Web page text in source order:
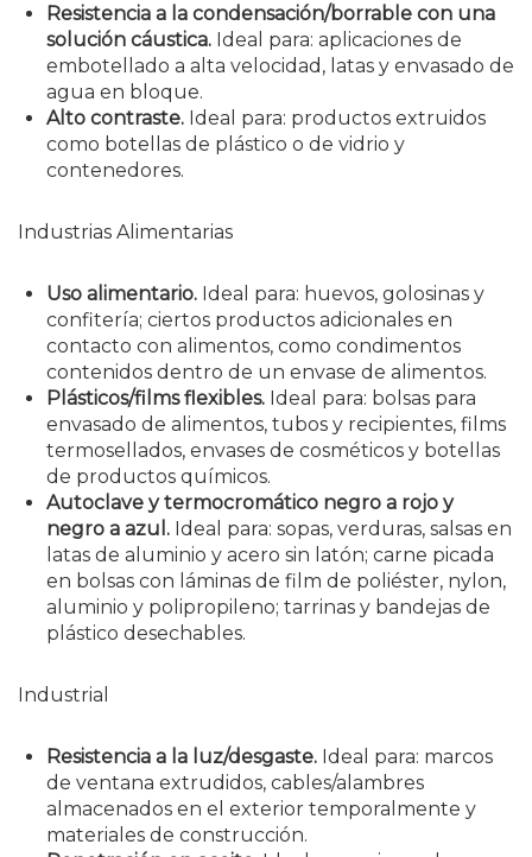
Resistencia a la condensación/borrable con una
solución cáustica. Ideal para: aplicaciones de
embotellado a alta velocidad, latas y envasado de
agua en bloque.
Alto contraste. Ideal para: productos extruidos
como botellas de plástico o de vidrio y
contenedores.
Industrias Alimentarias
Uso alimentario. Ideal para: huevos, golosinas y
confitería; ciertos productos adicionales en
contacto con alimentos, como condimentos
contenidos dentro de un envase de alimentos.
Plásticos/films flexibles. Ideal para: bolsas para
envasado de alimentos, tubos y recipientes, films
termosellados, envases de cosméticos y botellas
de productos químicos.
Autoclave y termocromático negro a rojo y
negro a azul. Ideal para: sopas, verduras, salsas en
latas de aluminio y acero sin latón; carne picada
en bolsas con láminas de film de poliéster, nylon,
aluminio y polipropileno; tarrinas y bandejas de
plástico desechables.
Industrial
Resistencia a la luz/desgaste. Ideal para: marcos
de ventana extrudidos, cables/alambres
almacenados en el exterior temporalmente y
materiales de construcción.